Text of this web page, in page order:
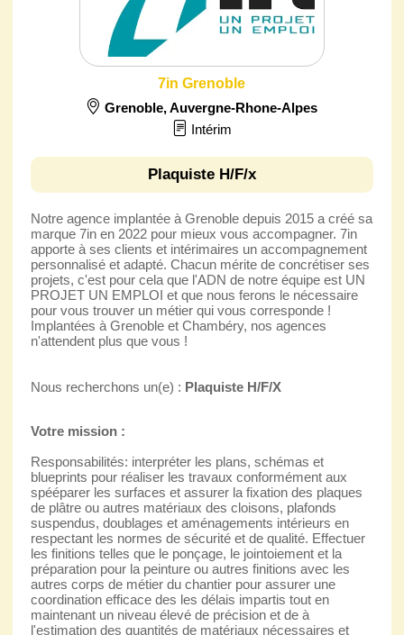
7in Grenoble
Grenoble,Auvergne-Rhone-Alpes
Intérim
Plaquiste H/F/x
Notre agence implantée à Grenoble depuis 2015 a créé sa
marque 7in en 2022 pour mieux vous accompagner. 7in
apporte à ses clients et intérimaires un accompagnement
personnalisé et adapté. Chacun mérite de concrétiser ses
projets, c'est pour cela que l'ADN de notre équipe est UN
PROJET UN EMPLOI et que nous ferons le nécessaire
pour vous trouver un métier qui vous corresponde !
Implantées à Grenoble et Chambéry, nos agences
n'attendent plus que vous !
Nous recherchons un(e) : Plaquiste H/F/X
Votre mission :
Responsabilités: interpréter les plans, schémas et
blueprints pour réaliser les travaux conformément aux
spééparer les surfaces et assurer la fixation des plaques
de plâtre ou autres matériaux des cloisons, plafonds
suspendus, doublages et aménagements intérieurs en
respectant les normes de sécurité et de qualité. Effectuer
les finitions telles que le ponçage, le jointoiement et la
préparation pour la peinture ou autres finitions avec les
autres corps de métier du chantier pour assurer une
coordination efficace des les délais impartis tout en
maintenant un niveau élevé de précision et de à
l'estimation des quantités de matériaux nécessaires et